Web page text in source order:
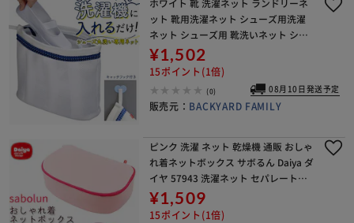
ット 靴用洗濯ネット シューズ用洗濯
ネット シューズ用 靴洗いネット シュ
ーズ 靴 専用ネット 洗濯 上履き スリッ
パ 運動靴 ランドリーグッズ 洗濯機 す
¥1,502
15ポイント(1倍)
(0) 08月10日発送予定
販売元： BACKYARD FAMILY
ピンク 洗濯 ネット 乾燥機 通販 おしゃ
れ着ネットボックス サボるん Daiya ダ
イヤ 57943 洗濯ネット セパレートシ
ート付き 耐熱性 耐久性 手洗い仕上が
り 優しい ソフト ランドリーネッ
¥1,509
15ポイント(1倍)